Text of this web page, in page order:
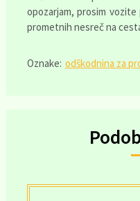
opozarjam, prosim
prometnih nesreč na
Oznake: odškodnina za